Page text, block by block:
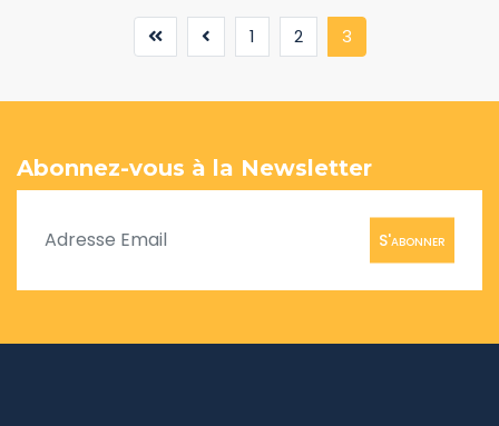
1 2 3(current)
Abonnez-vous à la Newsletter
S'abonner